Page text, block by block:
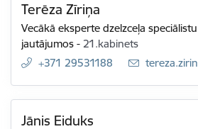
Terēza Zīriņa
Vecākā eksperte dzelzceļa
jautājumos -21.kabinets
+371 29531188
E-pasts:
Jānis Eiduks